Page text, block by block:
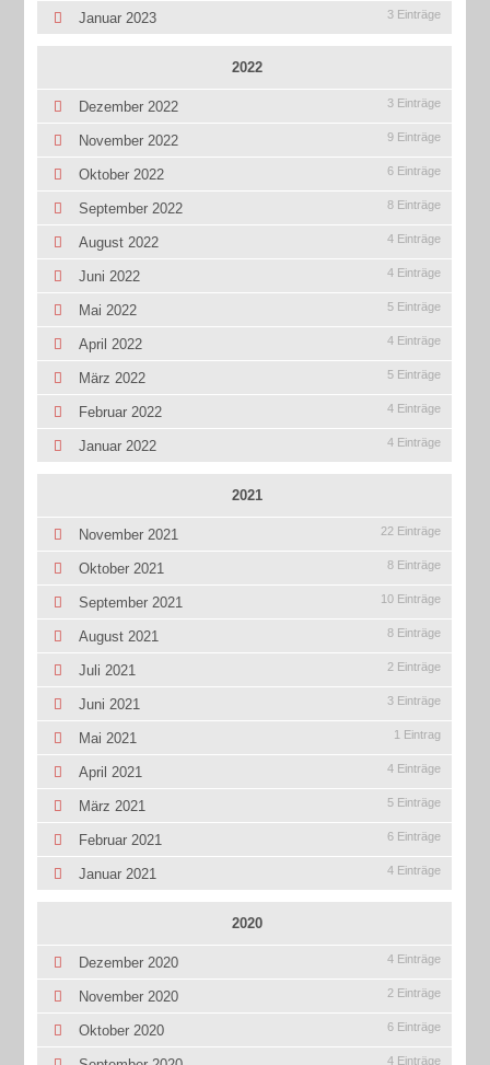
Januar 2023 3 Einträge
2022
Dezember 2022 3 Einträge
November 2022 9 Einträge
Oktober 2022 6 Einträge
September 2022 8 Einträge
August 2022 4 Einträge
Juni 2022 4 Einträge
Mai 2022 5 Einträge
April 2022 4 Einträge
März 2022 5 Einträge
Februar 2022 4 Einträge
Januar 2022 4 Einträge
2021
November 2021 22 Einträge
Oktober 2021 8 Einträge
September 2021 10 Einträge
August 2021 8 Einträge
Juli 2021 2 Einträge
Juni 2021 3 Einträge
Mai 2021 1 Eintrag
April 2021 4 Einträge
März 2021 5 Einträge
Februar 2021 6 Einträge
Januar 2021 4 Einträge
2020
Dezember 2020 4 Einträge
November 2020 2 Einträge
Oktober 2020 6 Einträge
4 Einträge